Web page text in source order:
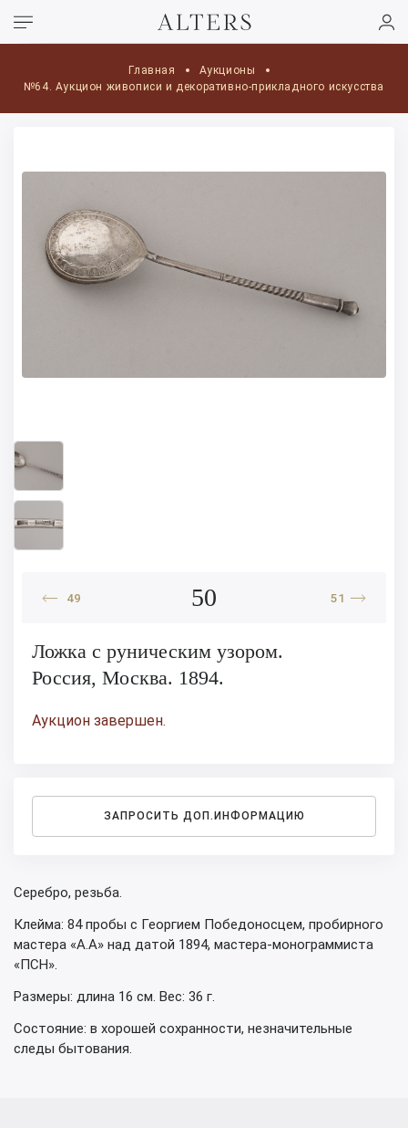
Главная
Аукционы
№64. Аукцион живописи и декоративно-прикладного искусства
49 50 51
Ложка с руническим узором.
Россия, Москва. 1894.
Аукцион завершен.
ЗАПРОСИТЬ ДОП.ИНФОРМАЦИЮ
Серебро, резьба.
Клейма: 84 пробы с Георгием Победоносцем, пробирного
мастера «А.А» над датой 1894, мастера-монограммиста
«ПСН».
Размеры: длина 16 см. Вес: 36 г.
Состояние: в хорошей сохранности, незначительные
следы бытования.